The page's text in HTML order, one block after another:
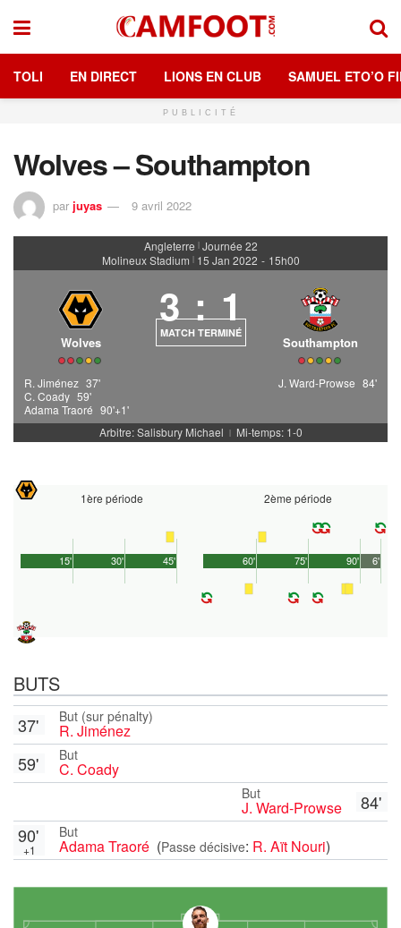
TOLI EN DIRECT LIONS EN CLUB SAMUEL ETO’O
PUBLICITÉ
Wolves – Southampton
par juyas 9 avril 2022
Angleterre | Journée 22
Molineux Stadium | 15 Jan 2022 - 15h00
Wolves
3 : 1
MATCH TERMINÉ
Southampton
R. Jiménez 37'
C. Coady 59'
Adama Traoré 90'+1'
J. Ward-Prowse 84'
Arbitre: Salisbury Michael | Mi-temps: 1-0
1ère période
45'
15' 30'
2ème période
90'
60' 75' 6'
BUTS
But (sur pénalty)
R. Jiménez
37'
But
C. Coady
59'
84'
But
J. Ward-Prowse
But
Adama Traoré (Passe décisive: R. Aït Nouri)
90'
+1